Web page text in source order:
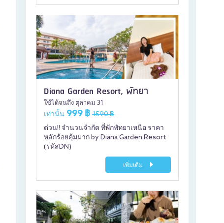
Diana Garden Resort, พัทยา
ใช้ได้จนถึง ตุลาคม 31
เท่านั้น 999 ฿ 1590 ฿
ด่วน!! จำนวนจำกัด ที่พักพัทยาเหนือ ราคา
หลักร้อยคุ้มมาก by Diana Garden Resort
(รหัสDN)
เพิ่มเติม